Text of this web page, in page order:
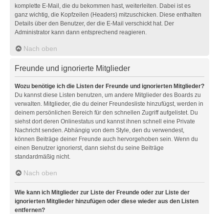
komplette E-Mail, die du bekommen hast, weiterleiten. Dabei ist es
ganz wichtig, die Kopfzeilen (Headers) mitzuschicken. Diese enthalten
Details über den Benutzer, der die E-Mail verschickt hat. Der
Administrator kann dann entsprechend reagieren.
Nach oben
Freunde und ignorierte Mitglieder
Wozu benötige ich die Listen der Freunde und ignorierten Mitglieder?
Du kannst diese Listen benutzen, um andere Mitglieder des Boards zu
verwalten. Mitglieder, die du deiner Freundesliste hinzufügst, werden in
deinem persönlichen Bereich für den schnellen Zugriff aufgelistet. Du
siehst dort deren Onlinestatus und kannst ihnen schnell eine Private
Nachricht senden. Abhängig von dem Style, den du verwendest,
können Beiträge deiner Freunde auch hervorgehoben sein. Wenn du
einen Benutzer ignorierst, dann siehst du seine Beiträge
standardmäßig nicht.
Nach oben
Wie kann ich Mitglieder zur Liste der Freunde oder zur Liste der
ignorierten Mitglieder hinzufügen oder diese wieder aus den Listen
entfernen?